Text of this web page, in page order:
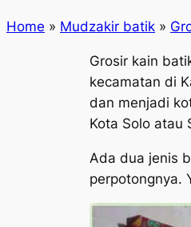
Home » Mudzakir batik »
Grosir kain
kecamatan di
dan menjadi
Kota Solo atau
Ada dua jenis
perpotongnya.